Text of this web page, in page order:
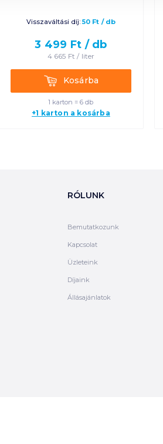
Visszaváltási díj: 50Ft / db
3 499 Ft / db
4 665 Ft / liter
KosárbaKosárba
1 karton = 6 db
+1 karton a kosárba
RÓLUNK
Bemutatkozunk
Kapcsolat
Üzleteink
Díjaink
Állásajánlatok